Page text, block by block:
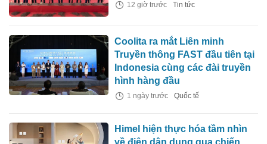
12 giờ trước Tin tức
Coolita ra mắt Liên minh
Truyền thông FAST đầu tiên tại
Indonesia cùng các đài truyền
hình hàng đầu
1 ngày trước Quốc tế
Himel hiện thực hóa tầm nhìn